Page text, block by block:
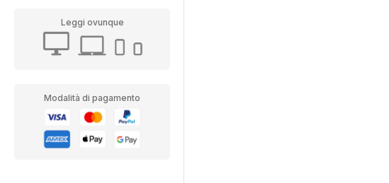
Leggi ovunque
Modalità di pagamento